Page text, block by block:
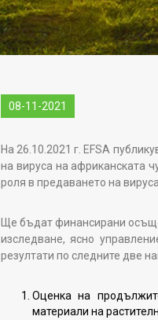
08-11-2021
На 26.10.2021 г. EFSA
на вируса на африканската
роля в предаването на
Ще бъдат финансирани
изследване, ясно
резултати по следните две
Оценка на
материали на